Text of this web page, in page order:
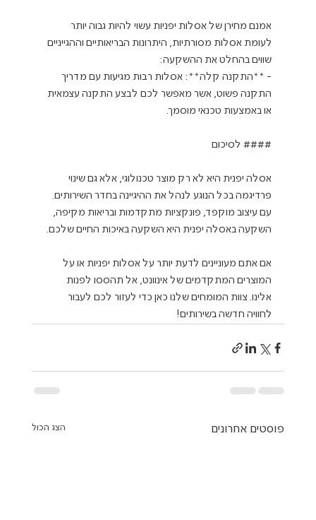
אמנם מחירן של אסלות יפניות עשוי להיות גבוה יותר
לעומת אסלות מסורתיות, היתרונות הבריאותיים וההגייניים
שווים בהחלט את ההשקעה:
- **התקנה קלה**: אסלות רבות מגיעות עם מדריך
התקנה פשוט, אשר מאפשר לכם לבצע התקנה עצמאית
או באמצעות טכנאי מוסמך.
#### לסיכום
אסלה יפנית היא לא רק מוצר טכנולוגי, אלא גם שינוי
פרדיגמה בכל הנוגע לנהל את ההיגיינה בחדר השירותים.
עם עיצוב מוקפד, פונקציות מתקדמות ובריאות מקיפה,
השקעה באסלה יפנית היא השקעה באיכות החיים שלכם.
אם אתם מעוניינים לדעת יותר על אסלות יפניות או על
המוצרים המתקדמים של אינוונט, אל תהססו לפנות
אלינו. צוות המומחים שלנו כאן כדי לעזור לכם לעבור
לחוויה חדשה בשירותים!
פוסטים אחרונים הצג הכול